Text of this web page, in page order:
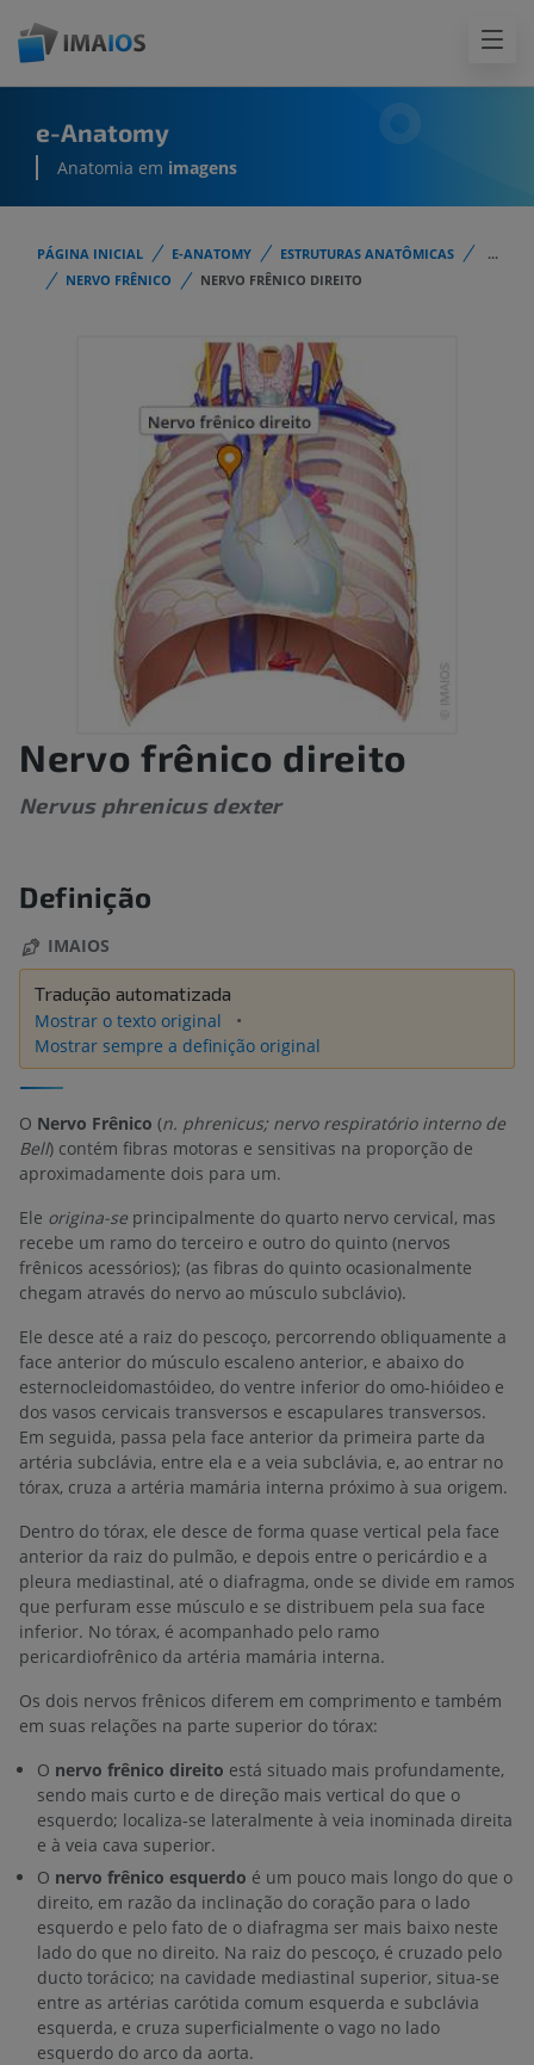
e-Anatomy
Anatomia em imagens
PÁGINA INICIAL E-ANATOMY ESTRUTURAS ANATÔMICAS
...
NERVO FRÊNICO
NERVO FRÊNICO DIREITO
Nervo frênico direito
Nervus phrenicus dexter
Definição
IMAIOS
Tradução automatizada
Mostrar o texto original
Mostrar sempre a definição original
O Nervo Frênico (n. phrenicus; nervo respiratório interno de
Bell) contém fibras motoras e sensitivas na proporção de
aproximadamente dois para um.
Ele origina-seprincipalmente do quarto nervo cervical, mas
recebe um ramo do terceiro e outro do quinto (nervos
frênicos acessórios); (as fibras do quinto ocasionalmente
chegam através do nervo ao músculo subclávio).
Ele desce até a raiz do pescoço, percorrendo obliquamente a
face anterior do músculo escaleno anterior, e abaixo do
esternocleidomastóideo, do ventre inferior do omo-hióideo e
dos vasos cervicais transversos e escapulares transversos.
Em seguida, passa pela face anterior da primeira parte da
artéria subclávia, entre ela e a veia subclávia, e, ao entrar no
tórax, cruza a artéria mamária interna próximo à sua origem.
Dentro do tórax, ele desce de forma quase vertical pela face
anterior da raiz do pulmão, e depois entre o pericárdio e a
pleura mediastinal, até o diafragma, onde se divide em ramos
que perfuram esse músculo e se distribuem pela sua face
inferior. No tórax, é acompanhado pelo ramo
pericardiofrênico da artéria mamária interna.
Os dois nervos frênicos diferem em comprimento e também
em suas relações na parte superior do tórax:
O nervo frênico direito está situado mais profundamente,
sendo mais curto e de direção mais vertical do que o
esquerdo; localiza-se lateralmente à veia inominada direita
e à veia cava superior.
O nervo frênico esquerdo é um pouco mais longo do que o
direito, em razão da inclinação do coração para o lado
esquerdo e pelo fato de o diafragma ser mais baixo neste
lado do que no direito. Na raiz do pescoço, é cruzado pelo
ducto torácico; na cavidade mediastinal superior, situa-se
entre as artérias carótida comum esquerda e subclávia
esquerda, e cruza superficialmente o vago no lado
esquerdo do arco da aorta.